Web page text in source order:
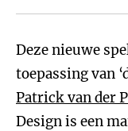
Deze nieuwe
toepassing van
Patrick van der
Design is een